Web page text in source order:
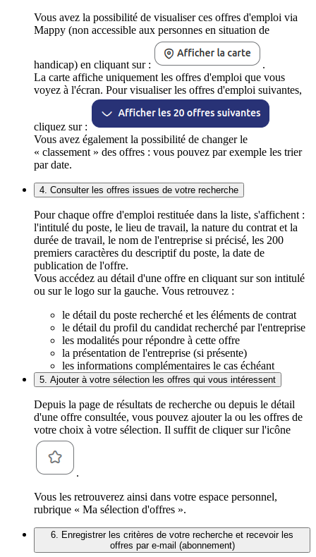
Vous avez la possibilité de visualiser ces offres d'emploi via
Mappy (non accessible aux personnes en situation de
handicap) en cliquant sur :
.
La carte affiche uniquement les offres d'emploi que vous
voyez à l'écran. Pour visualiser les offres d'emploi suivantes,
cliquez sur :
Vous avez également la possibilité de changer le
« classement » des offres : vous pouvez par exemple les trier
par date.
4. Consulter les offres issues de votre recherche
Pour chaque offre d'emploi restituée dans la liste, s'affichent :
l'intitulé du poste, le lieu de travail, la nature du contrat et la
durée de travail, le nom de l'entreprise si précisé, les 200
premiers caractères du descriptif du poste, la date de
publication de l'offre.
Vous accédez au détail d'une offre en cliquant sur son intitulé
ou sur le logo sur la gauche. Vous retrouvez :
le détail du poste recherché et les éléments de contrat
le détail du profil du candidat recherché par l'entreprise
les modalités pour répondre à cette offre
la présentation de l'entreprise (si présente)
les informations complémentaires le cas échéant
5. Ajouter à votre sélection les offres qui vous intéressent
Depuis la page de résultats de recherche ou depuis le détail
d'une offre consultée, vous pouvez ajouter la ou les offres de
votre choix à votre sélection. Il suffit de cliquer sur l'icône
.
Vous les retrouverez ainsi dans votre espace personnel,
rubrique « Ma sélection d'offres ».
6. Enregistrer les critères de votre recherche et recevoir les
offres par e-mail (abonnement)